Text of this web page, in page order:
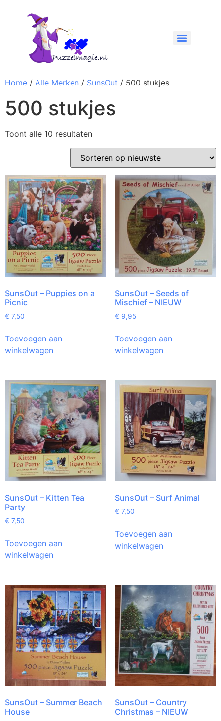
Home / Alle Merken / SunsOut / 500 stukjes
500 stukjes
Toont alle 10 resultaten
SunsOut – Puppies on a
Picnic
€ 7,50
Toevoegen aan
winkelwagen
SunsOut – Seeds of
Mischief – NIEUW
€ 9,95
Toevoegen aan
winkelwagen
SunsOut – Kitten Tea
Party
€ 7,50
Toevoegen aan
winkelwagen
SunsOut – Surf Animal
€ 7,50
Toevoegen aan
winkelwagen
SunsOut – Summer Beach
House
SunsOut – Country
Christmas – NIEUW